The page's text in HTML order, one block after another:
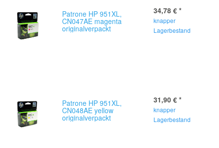
Patrone HP 951XL,
CN047AE magenta
originalverpackt
34,78 € *
knapper
Lagerbestand
Patrone HP 951XL,
CN048AE yellow
originalverpackt
31,90 € *
knapper
Lagerbestand